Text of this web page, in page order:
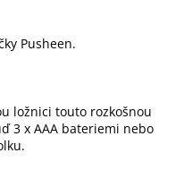
Pusheen.
ložnici touto rozkošnou
3 x AAA bateriemi nebo